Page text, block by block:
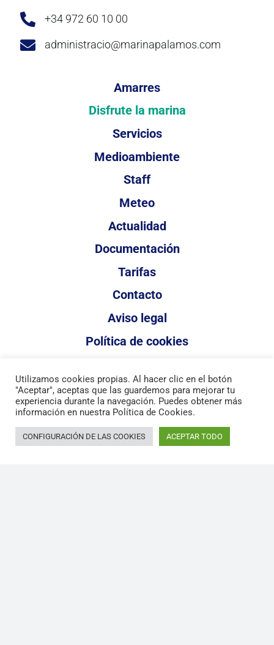
+34 972 60 10 00
administracio@marinapalamos.com
Amarres
Disfrute la marina
Servicios
Medioambiente
Staff
Meteo
Actualidad
Documentación
Tarifas
Contacto
Aviso legal
Política de cookies
Política de Cancelación de Reservas
Utilizamos cookies propias. Al hacer clic en el botón
"Aceptar", aceptas que las guardemos para mejorar tu
experiencia durante la navegación. Puedes obtener más
información en nuestra Política de Cookies.
CONFIGURACIÓN DE LAS COOKIES ACEPTAR TODO